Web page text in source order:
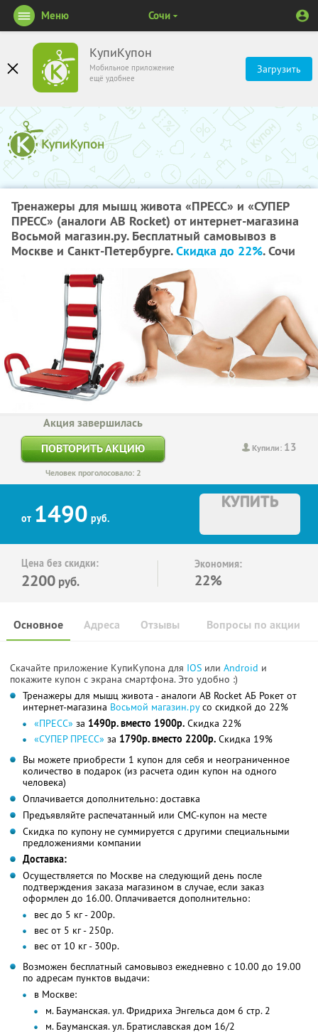
КупиКупон
Мобильное приложение
ещё удобнее
Загрузить
Меню Сочи
Тренажеры для мышц живота «ПРЕСС» и «СУПЕР
ПРЕСС» (аналоги AB Rocket) от интернет-магазина
Восьмой магазин.ру. Бесплатный самовывоз в
Москве и Санкт-Петербурге.Скидка до 22%. Сочи
Купили: 13
Акция завершилась
ПОВТОРИТЬ АКЦИЮ
Человек проголосовало: 2
от 1490 руб.
КУПИТЬ
Цена без скидки:
2200 руб.
Экономия:
22%
Основное Отзывы Вопросы по акции
Адреса
Скачайте приложение КупиКупона для IOS или Android и
покажите купон с экрана смартфона. Это удобно :)
Тренажеры для мышц живота - аналоги AB Rocket АБ Рокет от
интернет-магазина Восьмой магазин.русо скидкой до 22%
«ПРЕСС» за 1490р. вместо 1900р. Скидка 22%
«СУПЕР ПРЕСС» за 1790р. вместо 2200р. Скидка 19%
Вы можете приобрести 1 купон для себя и неограниченное
количество в подарок (из расчета один купон на одного
человека)
Оплачивается дополнительно: доставка
Предъявляйте распечатанный или СМС-купон на месте
Скидка по купону не суммируется с другими специальными
предложениями компании
Доставка:
Осуществляется по Москве на следующий день после
подтверждения заказа магазином в случае, если заказ
оформлен до 16.00. Оплачивается дополнительно:
вес до 5 кг - 200р.
вес от 5 кг - 250р.
вес от 10 кг - 300р.
Возможен бесплатный самовывоз ежедневно с 10.00 до 19.00
по адресам пунктов выдачи:
в Москве:
м. Бауманская. ул. Фридриха Энгельса дом 6 стр. 2
м. Бауманская. ул. Братиславская дом 16/2